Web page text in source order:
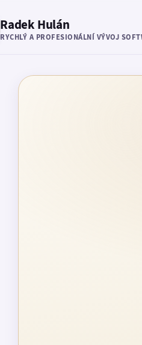
Radek Hulán
RYCHLÝ A PROFESIONÁLNÍ VÝVOJ